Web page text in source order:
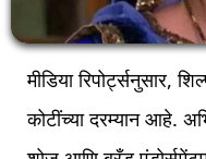
मीडिया रिपोर्ट्सनुसार,
कोटींच्या दरम्यान आहे.